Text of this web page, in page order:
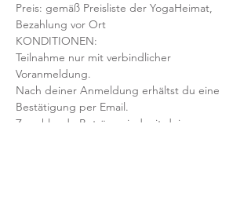
Preis: gemäß Preisliste der YogaHeimat,
Bezahlung vor Ort
KONDITIONEN:
Teilnahme nur mit verbindlicher
Voranmeldung.
Nach deiner Anmeldung erhältst du eine
Bestätigung per Email.
Zu zahlende Beträge sind mit deiner